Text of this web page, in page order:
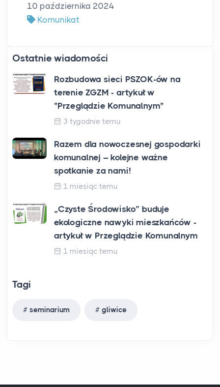
10 października 2024
Komunikat
Ostatnie wiadomości
Rozbudowa sieci PSZOK-ów na
terenie ZGZM - artykuł w
"Przeglądzie Komunalnym"
3 tygodnie temu
Razem dla nowoczesnej gospodarki
komunalnej – kolejne ważne
spotkanie za nami!
1 miesiąc temu
„Czyste Środowisko” buduje
ekologiczne nawyki mieszkańców -
artykuł w Przeglądzie Komunalnym
1 miesiąc temu
Tagi
seminarium gliwice